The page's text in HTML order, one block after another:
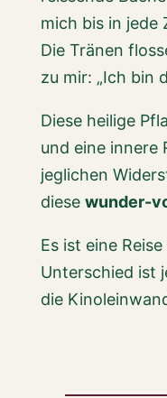
mich bis in jede
Die Tränen
zu mir: „Ich bin
Diese heilige
und eine innere
jeglichen
diese wunder-
Es ist eine
Unterschied ist
die